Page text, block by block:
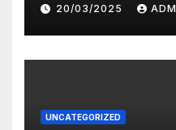
20/03/2025
UNCATEGORIZED